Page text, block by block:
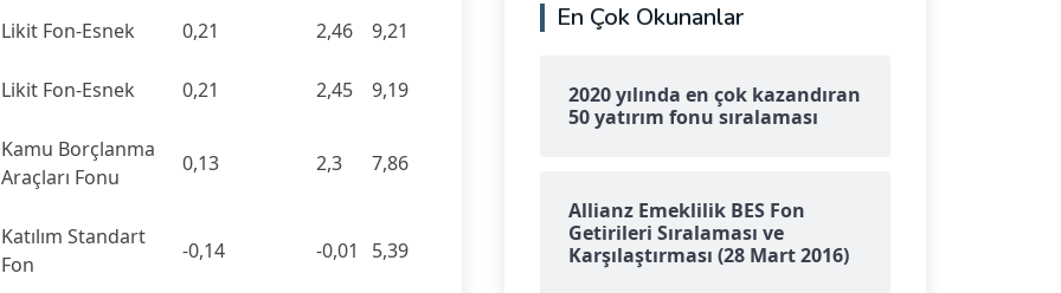
Likit Fon-Esnek 0,21 2,46
9,21
Likit Fon-Esnek 0,21 2,45
9,19
Kamu Borçlanma
Araçları Fonu
0,13 2,3 7,86
Katılım Standart
Fon
-0,14 -0,01 5,39
En Çok Okunanlar
2020 yılında en çok kazandıran
50 yatırım fonu sıralaması
Allianz Emeklilik BES Fon
Getirileri Sıralaması ve
Karşılaştırması (28 Mart 2016)